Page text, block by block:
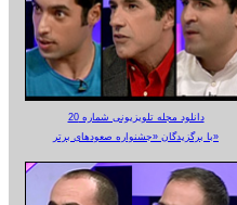
دانلود مجله تلویزیونی شماره 20
با برگزیدگان «جشنواره صعودهای برتر»